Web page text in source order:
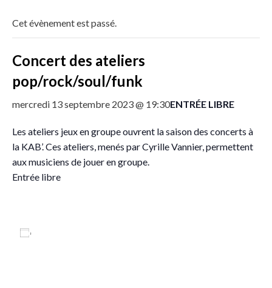
Cet évènement est passé.
Concert des ateliers
pop/rock/soul/funk
mercredi 13 septembre 2023 @ 19:30ENTRÉE LIBRE
Les ateliers jeux en groupe ouvrent la saison des concerts à
la KAB’. Ces ateliers, menés par Cyrille Vannier, permettent
aux musiciens de jouer en groupe.
Entrée libre